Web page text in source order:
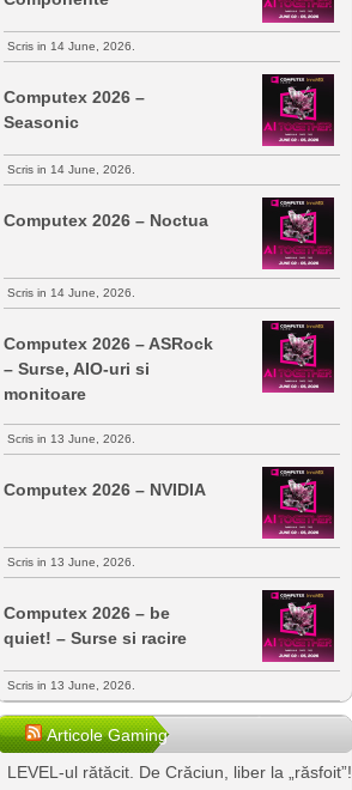
Scris in 14 June, 2026.
Computex 2026 –
Seasonic
Scris in 14 June, 2026.
Computex 2026 – Noctua
Scris in 14 June, 2026.
Computex 2026 – ASRock
– Surse, AIO-uri si
monitoare
Scris in 13 June, 2026.
Computex 2026 – NVIDIA
Scris in 13 June, 2026.
Computex 2026 – be
quiet! – Surse si racire
Scris in 13 June, 2026.
Articole Gaming
LEVEL-ul rătăcit. De Crăciun, liber la „răsfoit”!